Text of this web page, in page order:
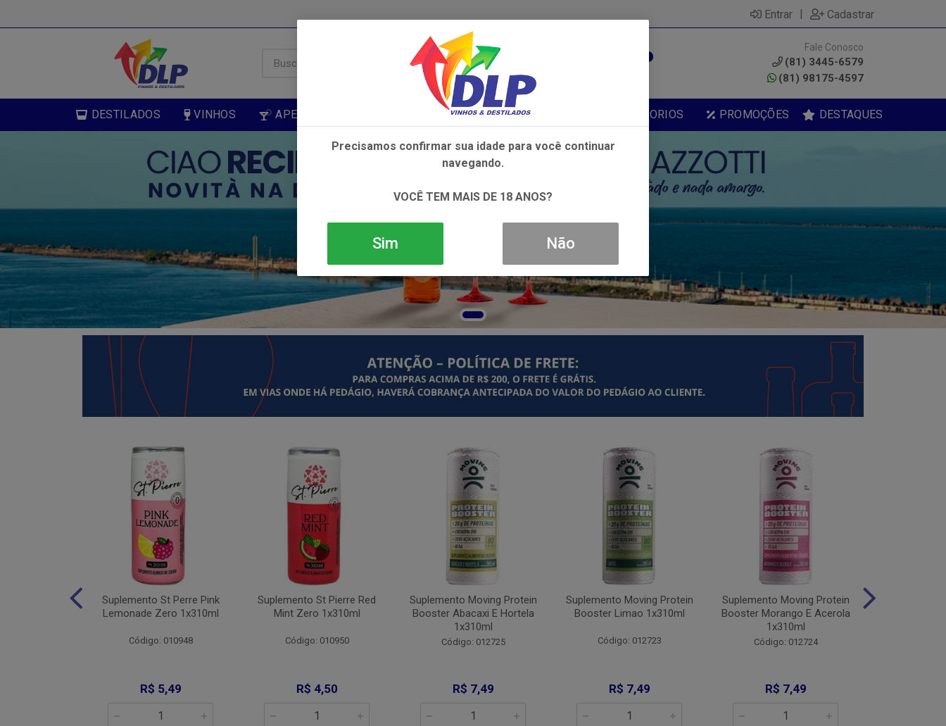
Entrar | Cadastrar
Fale Conosco
(81) 3445-6579
(81) 98175-4597
DESTILADOS VINHOS APERITIVOS NÃO ALCOÓLICOS ALIMENTOS ACESSORIOS PROMOÇÕES DESTAQUES
Suplemento St Perre Pink
Lemonade Zero 1x310ml
Código: 010948
R$ 5,49
Suplemento St Pierre Red
Mint Zero 1x310ml
Código: 010950
R$ 4,50
Suplemento Moving Protein
Booster Abacaxi E Hortela
1x310ml
Código: 012725
R$ 7,49
Suplemento Moving Protein
Booster Limao 1x310ml
Código: 012723
R$ 7,49
Suplemento Moving Protein
Booster Morango E Acerola
1x310ml
Código: 012724
R$ 7,49
Precisamos confirmar sua idade para você continuar
navegando.
VOCÊ TEM MAIS DE 18 ANOS?
Sim Não